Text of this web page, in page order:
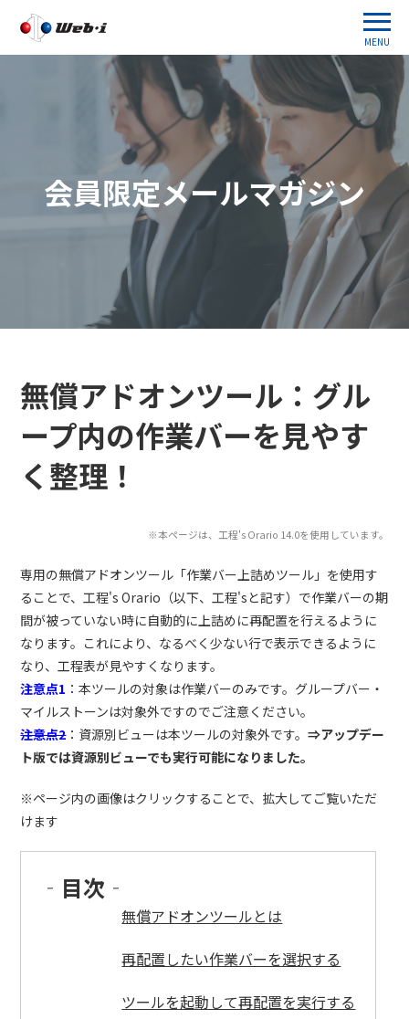
MENU
会員限定メールマガジン
無償アドオンツール：グル
ープ内の作業バーを見やす
く整理！
※本ページは、工程's Orario 14.0を使用しています。
専用の無償アドオンツール「作業バー上詰めツール」を使用す
ることで、工程's Orario（以下、工程'sと記す）で作業バーの期
間が被っていない時に自動的に上詰めに再配置を行えるように
なります。これにより、なるべく少ない行で表示できるように
なり、工程表が見やすくなります。
注意点1 ：本ツールの対象は作業バーのみです。グループバー・
マイルストーンは対象外ですのでご注意ください。
注意点2：資源別ビューは本ツールの対象外です。⇒アップデー
ト版では資源別ビューでも実行可能になりました。
※ページ内の画像はクリックすることで、拡大してご覧いただ
けます
‐ 目次 ‐
無償アドオンツールとは
再配置したい作業バーを選択する
ツールを起動して再配置を実行する